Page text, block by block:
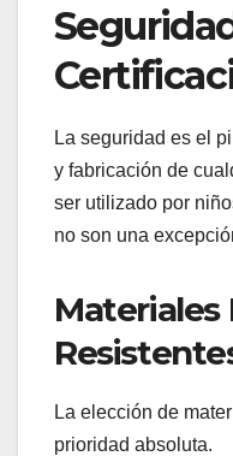
La seguridad es el
y fabricación de
ser utilizado por
no son una
Materiales
La elección de
prioridad absoluta.